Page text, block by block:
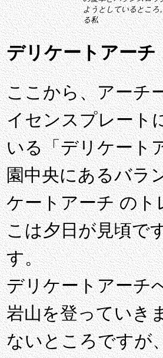
ようとしているところ
る私
デリケートアーチ
ここから、アーチ
イセンスプレート
いる「デリケート
園中央にあるバラ
ケートアーチ のト
こは夕日が見頃で
す。
デリケートアーチ
岩山を登っていき
ないところですが